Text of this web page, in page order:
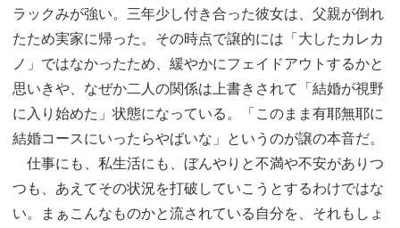
ラックみが強い。三年少し付き合った彼女は、父親が倒れ
たため実家に帰った。その時点で譲的には「大したカレカ
ノ」ではなかったため、緩やかにフェイドアウトするかと
思いきや、なぜか二人の関係は上書きされて「結婚が視野
に入り始めた」状態になっている。「このまま有耶無耶に
結婚コースにいったらやばいな」というのが譲の本音だ。
仕事にも、私生活にも、ぼんやりと不満や不安がありつ
つも、あえてその状況を打破していこうとするわけではな
い。まぁこんなものかと流されている自分を、それもしょ